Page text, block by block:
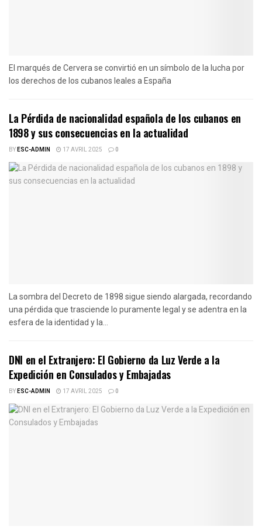
El marqués de Cervera se convirtió en un símbolo de la lucha por
los derechos de los cubanos leales a España
La Pérdida de nacionalidad española de los cubanos en
1898 y sus consecuencias en la actualidad
BYESC-ADMIN 17 AVRIL 2025 0
La sombra del Decreto de 1898 sigue siendo alargada, recordando
una pérdida que trasciende lo puramente legal y se adentra en la
esfera de la identidad y la...
DNI en el Extranjero: El Gobierno da Luz Verde a la
Expedición en Consulados y Embajadas
BYESC-ADMIN 17 AVRIL 2025 0